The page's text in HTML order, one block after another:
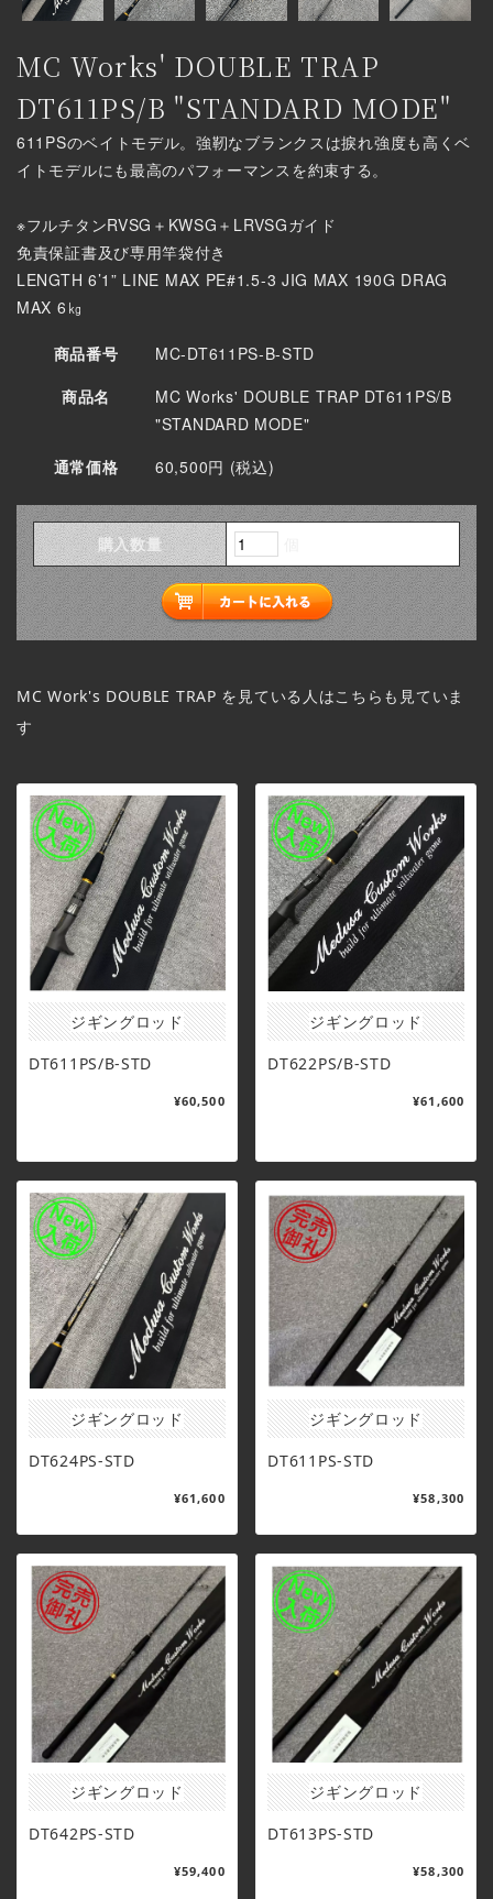
MC Works' DOUBLE TRAP
DT611PS/B "STANDARD MODE"
611PSのベイトモデル。強靭なブランクスは捩れ強度も高くベ
イトモデルにも最高のパフォーマンスを約束する。
※フルチタンRVSG＋KWSG＋LRVSGガイド
免責保証書及び専用竿袋付き
LENGTH 6’1” LINE MAX PE#1.5-3 JIG MAX 190G DRAG
MAX 6㎏
商品番号
MC-DT611PS-B-STD
商品名
MC Works' DOUBLE TRAP DT611PS/B
"STANDARD MODE"
通常価格
60,500円 (税込)
購入数量
MC Work's DOUBLE TRAP を見ている人はこちらも見ていま
す
ジギングロッド
DT611PS/B-STD
¥60,500
ジギングロッド
DT622PS/B-STD
¥61,600
ジギングロッド
DT624PS-STD
¥61,600
ジギングロッド
DT611PS-STD
¥58,300
ジギングロッド
DT642PS-STD
¥59,400
ジギングロッド
DT613PS-STD
¥58,300